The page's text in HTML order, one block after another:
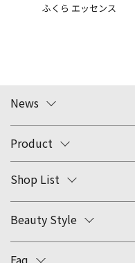
ふくら エッセンス
News
Product
Shop List
Beauty Style
Faq